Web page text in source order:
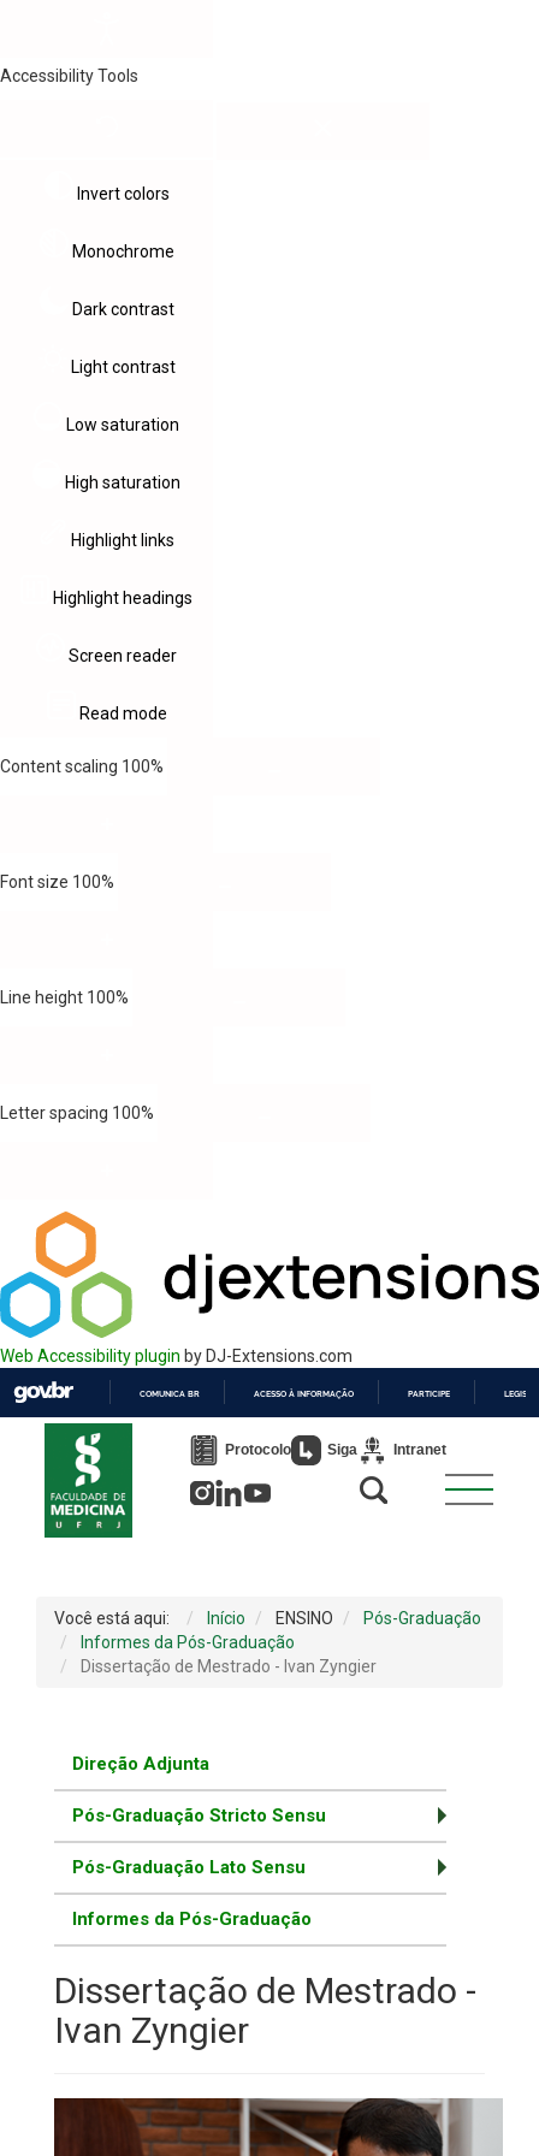
Accessibility Tools
Invert colors
Monochrome
Dark contrast
Light contrast
Low saturation
High saturation
Highlight links
Highlight headings
Screen reader
Read mode
Content scaling 100%
Font size 100%
Line height 100%
Letter spacing 100%
Web Accessibility plugin by DJ-Extensions.com
PARA
COMUNICA BR ACESSO À INFORMAÇÃO PARTICIPE
Protocolo Siga Intranet
Você está aqui: Início ENSINO
Pós-Graduação
Informes da Pós-Graduação
Dissertação de Mestrado - Ivan Zyngier
Direção Adjunta
Pós-Graduação Stricto Sensu
Pós-Graduação Lato Sensu
Informes da Pós-Graduação
Dissertação de Mestrado -
Ivan Zyngier